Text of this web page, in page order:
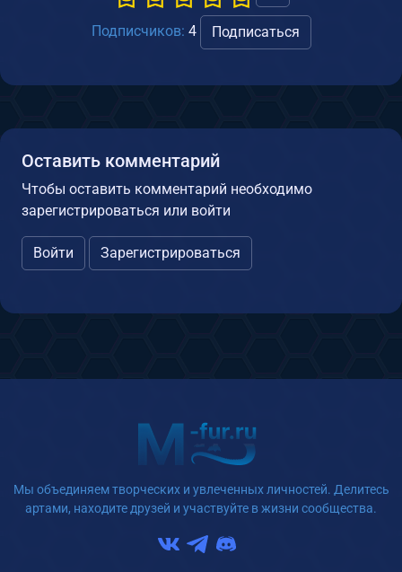
Подписчиков: 4 Подписаться
Оставить комментарий
Чтобы оставить комментарий необходимо
зарегистрироваться или войти
Войти Зарегистрироваться
Мы объединяем творческих и увлеченных личностей. Делитесь
артами, находите друзей и участвуйте в жизни сообщества.